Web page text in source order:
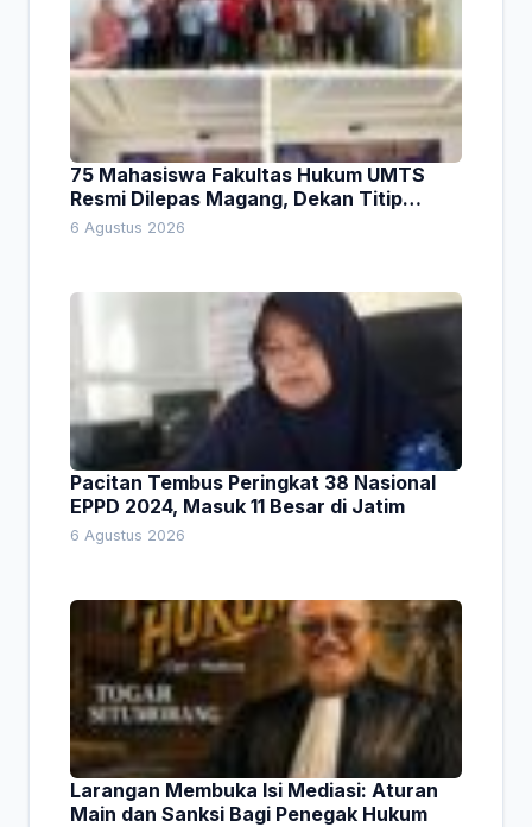
75 Mahasiswa Fakultas Hukum UMTS
Resmi Dilepas Magang, Dekan Titip
Empat Pesan Penting
6 Agustus 2026
Pacitan Tembus Peringkat 38 Nasional
EPPD 2024, Masuk 11 Besar di Jatim
6 Agustus 2026
Larangan Membuka Isi Mediasi: Aturan
Main dan Sanksi Bagi Penegak Hukum